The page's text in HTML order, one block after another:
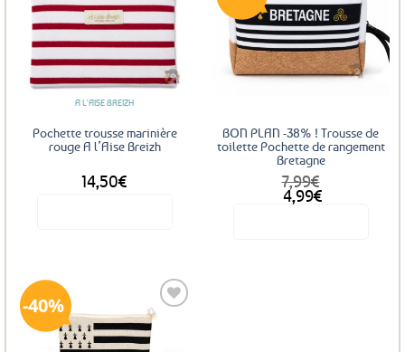
aux
favoris
A L'AISE BREIZH
Pochette trousse marinière
rouge A l’Aise Breizh
14,50€
Ajouter
aux
favoris
BON PLAN -38% ! Trousse de
toilette Pochette de rangement
Bretagne
7,99€
Le
prix
4,99€
Le
prix
40%